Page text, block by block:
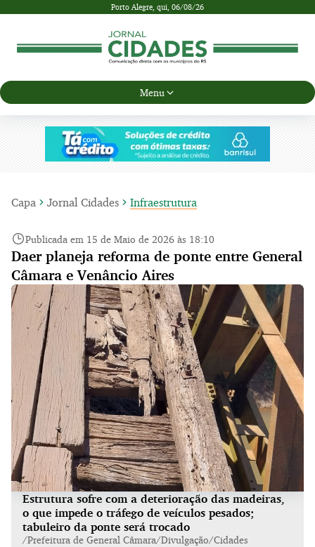
Porto Alegre, qui, 06/08/26
Menu
Capa Jornal Cidades Infraestrutura
Publicada em 15 de Maio de 2026 às 18:10
Daer planeja reforma de ponte entre General
Câmara e Venâncio Aires
Estrutura sofre com a deterioração das madeiras,
o que impede o tráfego de veículos pesados;
tabuleiro da ponte será trocado
/Prefeitura de General Câmara/Divulgação/Cidades